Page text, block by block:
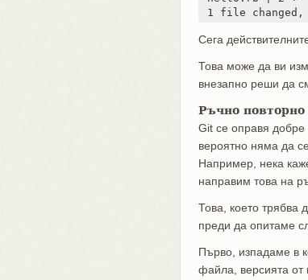
1 file
Сега
Това може да ви
внезапно реши да
Ръчно
Git се оправя добре
вероятно няма да
Например, нека
направим това на
Това, което трябва
преди да опитаме
Първо, изпадаме в
файла, версията от